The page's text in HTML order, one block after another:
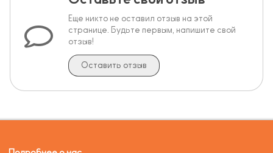
Еще никто не оставил отзыв на этой
странице. Будьте первым, напишите свой
отзыв!
Оставить отзыв